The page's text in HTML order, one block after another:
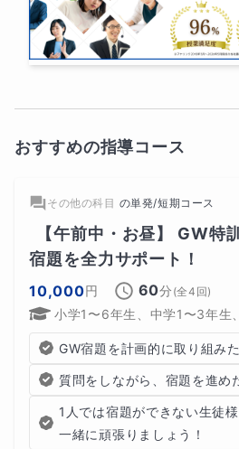
おすすめの指導コース
その他の科目 の単発/短期コース
【午前中・お昼】 GW特
宿題を全力サポート！
10,000円 60分 (全4 回)
小学1〜6年生、中学1〜3年生
GW宿題を計画的に取り組み
質問をしながら、宿題を進め
1人では宿題ができない生徒
一緒に頑張りましょう！